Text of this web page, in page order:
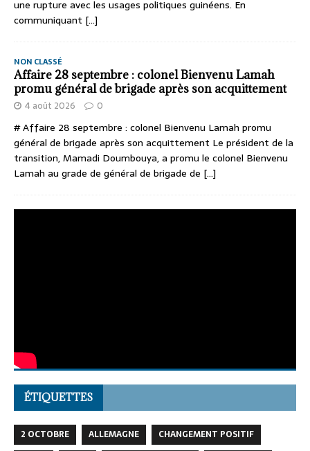
une rupture avec les usages politiques guinéens. En
communiquant [...]
NON CLASSÉ
Affaire 28 septembre : colonel Bienvenu Lamah
promu général de brigade après son acquittement
4 août 2026 0
# Affaire 28 septembre : colonel Bienvenu Lamah promu
général de brigade après son acquittement Le président de la
transition, Mamadi Doumbouya, a promu le colonel Bienvenu
Lamah au grade de général de brigade de [...]
ÉTIQUETTES
2 OCTOBRE ALLEMAGNE
CHANGEMENT POSITIF